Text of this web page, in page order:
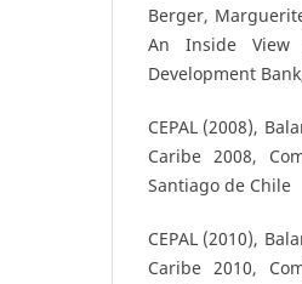
Berger,
An Inside View
Development
CEPAL (2008),
Caribe 2008,
Santiago de Chile
CEPAL (2010),
Caribe 2010,